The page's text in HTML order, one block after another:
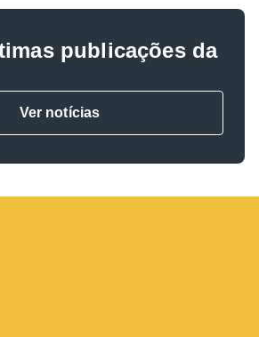
publicações da
Ver notícias